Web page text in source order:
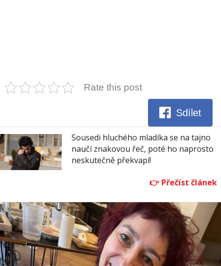
Rate this post
Sdílet
Sousedi hluchého mladíka se na tajno
naučí znakovou řeč, poté ho naprosto
neskutečně překvapí!